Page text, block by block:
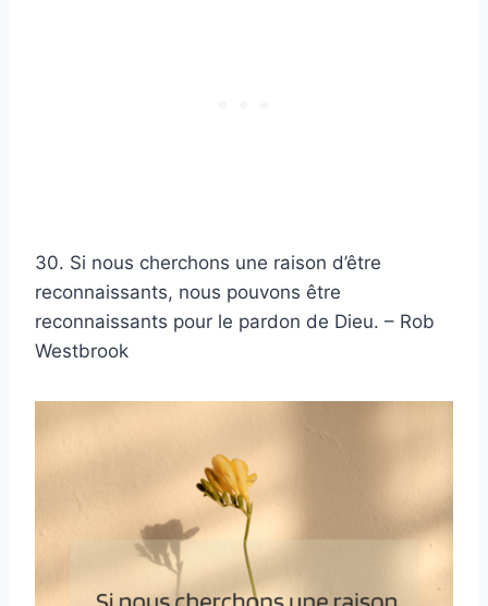
30. Si nous cherchons une raison d’être
reconnaissants, nous pouvons être
reconnaissants pour le pardon de Dieu. – Rob
Westbrook